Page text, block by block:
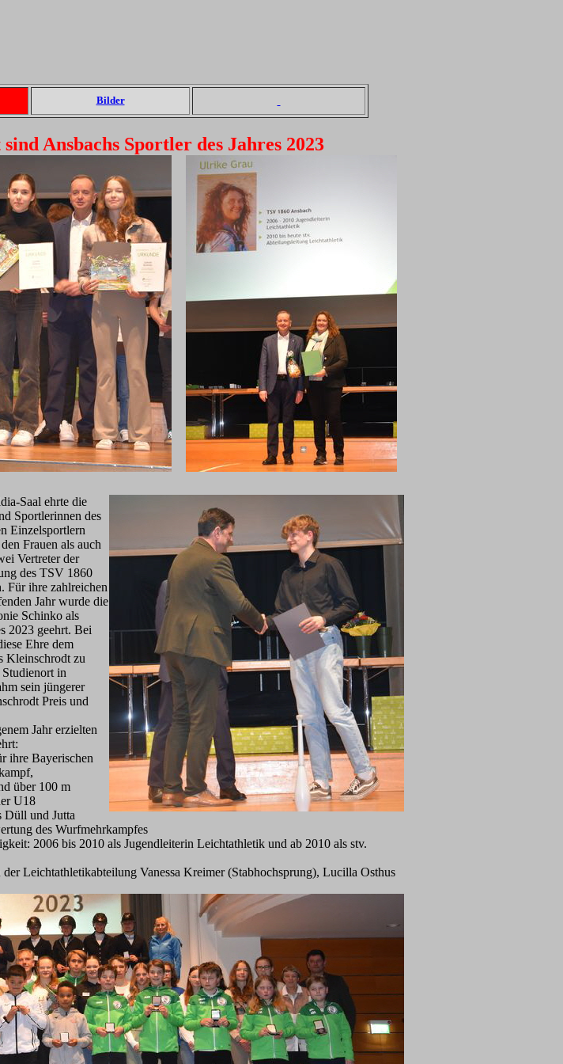
Bilder
Ansbachs Sportler des Jahres 2023
Saal ehrte die
Sportlerinnen des
Einzelsportlern
Frauen als auch
Vertreter der
des TSV 1860
Für ihre zahlreichen
Jahr wurde die
Schinko als
2023 geehrt. Bei
Ehre dem
Kleinschrodt zu
in
sein jüngerer
Preis und
Jahr erzielten
ihre Bayerischen
über 100 m
U18
Düll und Jutta
des Wurfmehrkampfes
2006 bis 2010 als Jugendleiterin Leichtathletik und ab 2010 als stv.
Leichtathletikabteilung Vanessa Kreimer (Stabhochsprung), Lucilla Osthus